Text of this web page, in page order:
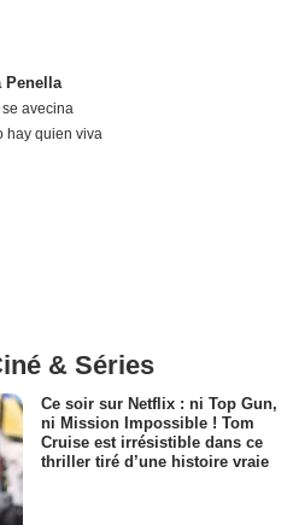
Penella
se avecina
hay quien viva
& Séries
Ce soir sur Netflix : ni Top Gun,
ni Mission Impossible ! Tom
Cruise est irrésistible dans ce
thriller tiré d’une histoire vraie